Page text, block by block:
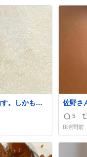
。しかも白
佐野さ
りした
ごすぎ
返
信
数
5
ポ
8時間前